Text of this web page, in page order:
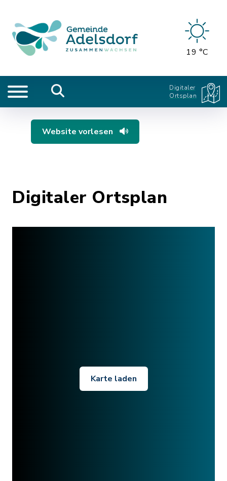
19 °C
Digitaler
Ortsplan
Website vorlesen
Digitaler Ortsplan
Karte laden